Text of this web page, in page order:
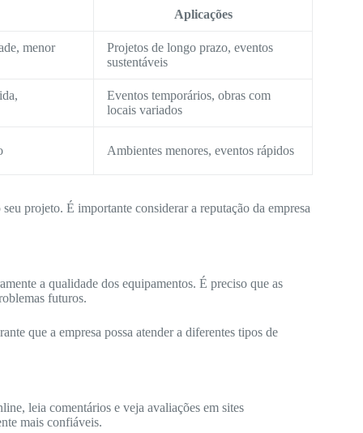
Aplicações
menor
Projetos de longo prazo, eventos
sustentáveis
Eventos temporários, obras com
locais variados
Ambientes menores, eventos rápidos
projeto. É importante considerar a reputação da empresa
a qualidade dos equipamentos. É preciso que as
futuros.
que a empresa possa atender a diferentes tipos de
leia comentários e veja avaliações em sites
mais confiáveis.